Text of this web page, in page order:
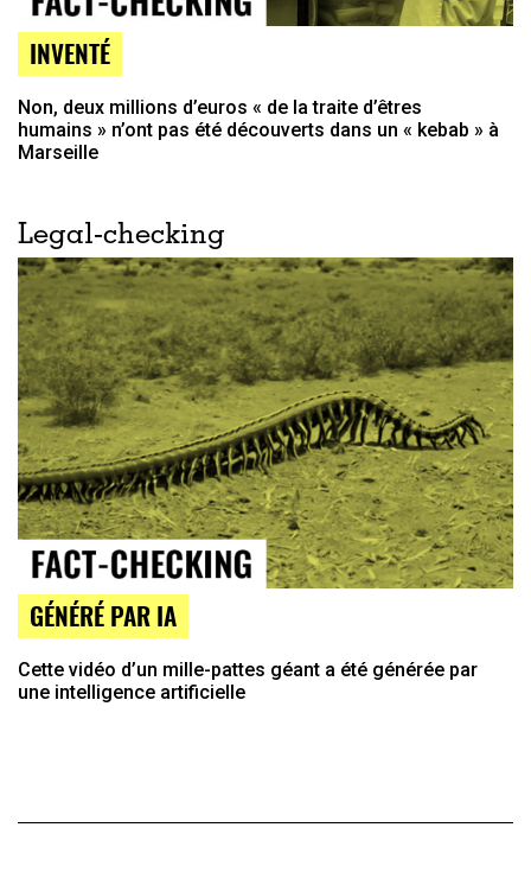
INVENTÉ
Non, deux millions d’euros « de la traite d’êtres
humains » n’ont pas été découverts dans un « kebab » à
Marseille
Legal-checking
GÉNÉRÉ PAR IA
Cette vidéo d’un mille-pattes géant a été générée par
une intelligence artificielle